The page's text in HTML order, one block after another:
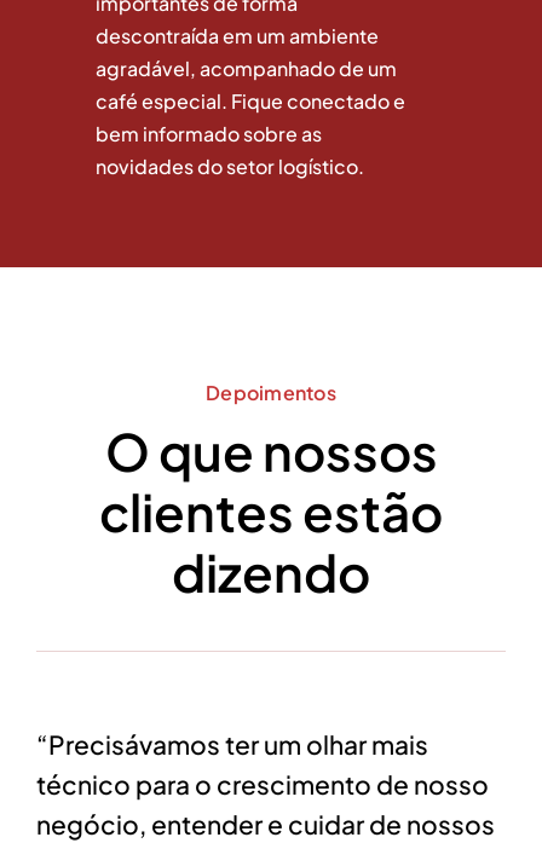
descontraída em um ambiente
agradável, acompanhado de um
café especial. Fique conectado e
bem informado sobre as
novidades do setor logístico.
Depoimentos
O que nossos
clientes estão
dizendo
“Precisávamos ter um olhar mais
técnico para o crescimento de nosso
negócio, entender e cuidar de nossos